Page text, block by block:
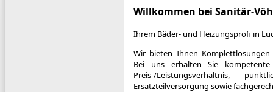
Willkommen bei Sanitär-
Ihrem Bäder- und Heizungsprofi in
Wir bieten Ihnen
Bei uns erhalten Sie
Preis-/Leistungsverhältnis,
Ersatzteilversorgung sowie